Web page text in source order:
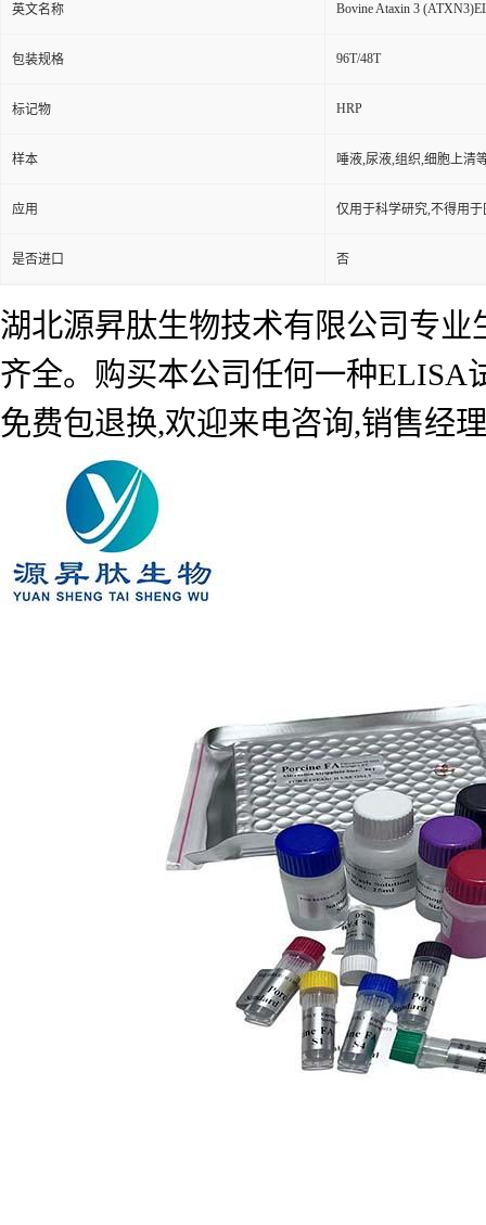
英文名称 Bovine Ataxin 3
包装规格 96T/48T
标记物 HRP
样本 唾液,尿液,组织,细胞上清
应用 仅用于科学研究,不得用
是否进口 否
湖北源昇肽生物技术有限公司专
齐全。购买本公司任何一种ELISA
免费包退换,欢迎来电咨询,销售经